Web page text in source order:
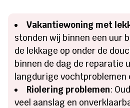
Vakantiewoning met
stonden wij binnen een uur
de lekkage op onder de
binnen de dag de reparatie
langdurige vochtproblemen
Riolering problemen:
veel aanslag en